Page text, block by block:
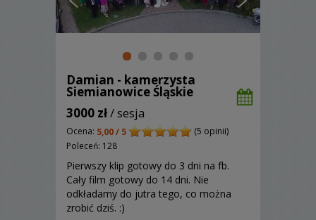
Damian - kamerzysta
Siemianowice Śląskie
3000 zł/ sesja
Ocena: 5,00 / 5
(5 opinii)
Poleceń: 128
Pierwszy klip gotowy do 3 dni na fb.
Cały film gotowy do 14 dni. Nie
odkładamy do jutra tego, co można
zrobić dziś. :)